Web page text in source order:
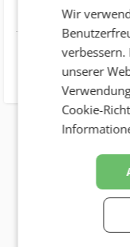
Website
Wir
unserer
Cookie-